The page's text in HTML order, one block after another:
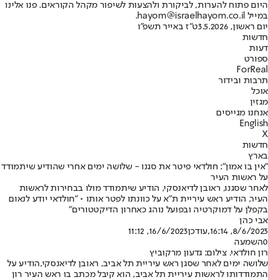
היום פתוח להערות, לביקורת ולהצעות לשיפור מקהל הקוראים. פנו אלינו
במייל hayom@israelhayom.co.il.
יום ראשון, 3.5.2026
ט"ז באייר תשפ"ו
חדשות
דעות
ספורט
ForReal
תרבות ובידור
אוכל
מגזין
אנחנו מגייסים
English
X
חדשות
בארץ
"אין בו אמון": חולדאי פיטר את סגנו - שלושה ימים אחרי שהודיע שיתמודד
על ראשות העיר
לאחר שסגנו, ראובן לדיאנסקי, הודיע שיתמודד מולו בבחירות לראשות
העיר, הודיע ראש עיריית ת"א על כוונתו לפטר אותו • "חולדאי יודע לנאום
בקפלן על דמוקרטיה ובפועל נוהג כאחרון הדיקטטורים"
אבי כהן
8/6/2023, 16:14
,עודכן16/6/2023, 11:12
0השמעה
רון חולדאי. צילום: גדעון מרקוביץ
‏שלושה ימים לאחר שסגן ראש עיריית תל אביב, ראובן לדיאנסקי,הודיע ‏על
התמודדותו לראשות עיריית תל אביב, הוא קיבל מכתב בו ‏ראש העיר רון